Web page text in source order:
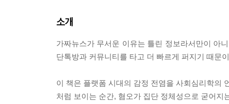
소개
가짜뉴스가 무서운 이유는 틀린 정보라서만이 아
단톡방과 커뮤니티를 타고 더 빠르게 퍼지기 때문
이 책은 플랫폼 시대의 감정 전염을 사회심리학의
처럼 보이는 순간, 혐오가 집단 정체성으로 굳어지